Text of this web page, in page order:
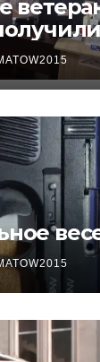
в ходе